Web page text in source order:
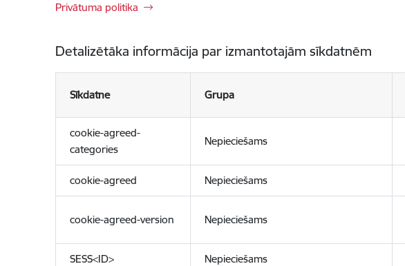
Privātuma politika
Detalizētāka informācija par izmantotajām sīkdatnēm
Sīkdatne Grupa
cookie-agreed-
categories
Nepieciešams
cookie-agreed Nepieciešams
cookie-agreed-version Nepieciešams
SESS<ID> Nepieciešams